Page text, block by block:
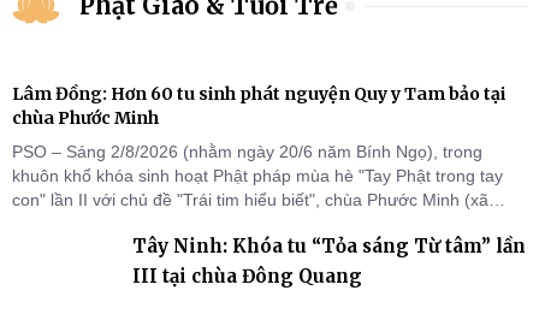
Lâm Đồng: Hơn 60 tu sinh phát nguyện Quy y Tam bảo tại
chùa Phước Minh
PSO – Sáng 2/8/2026 (nhằm ngày 20/6 năm Bính Ngọ), trong
khuôn khổ khóa sinh hoạt Phật pháp mùa hè "Tay Phật trong tay
con" lần II với chủ đề "Trái tim hiểu biết", chùa Phước Minh (xã
cho hơn 60 tu sinh.Tây Ninh: Khóa tu “Tỏa sáng Từ tâm” lần
III tại chùa Đông Quang